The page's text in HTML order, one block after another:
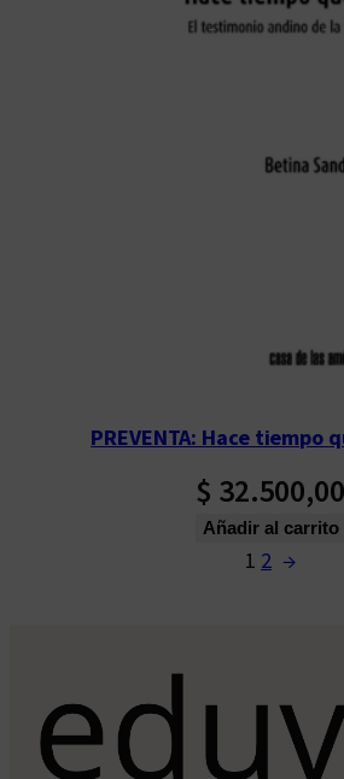
PREVENTA: Hace tiempo
$ 32.500,00
Añadir al carrito
1 2 →